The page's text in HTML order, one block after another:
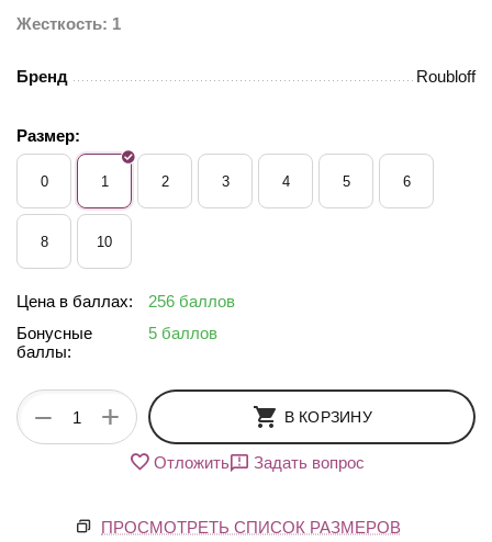
Жесткость: 1
Бренд Roubloff
Размер:
0 1 2 3 4 5 6
8 10
Цена в баллах:
256 баллов
Бонусные
баллы:
5 баллов
+
− В КОРЗИНУ
Отложить Задать вопрос
ПРОСМОТРЕТЬ СПИСОК РАЗМЕРОВ